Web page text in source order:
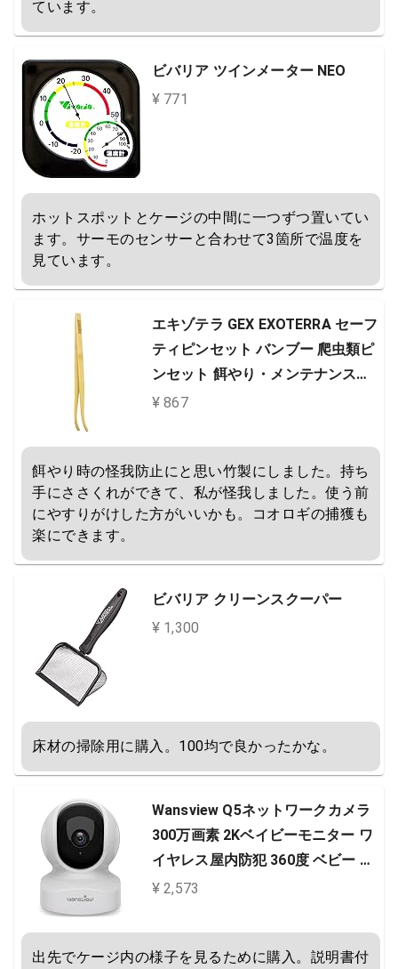
ています。
ビバリア ツインメーター NEO
¥ 771
ホットスポットとケージの中間に一つずつ置いてい
ます。サーモのセンサーと合わせて3箇所で温度を
見ています。
エキゾテラ GEX EXOTERRA セーフ
ティピンセット バンブー 爬虫類ピ
ンセット 餌やり・メンテナンス用
先カーブ 竹製
¥ 867
餌やり時の怪我防止にと思い竹製にしました。持ち
手にささくれができて、私が怪我しました。使う前
にやすりがけした方がいいかも。コオロギの捕獲も
楽にできます。
ビバリア クリーンスクーパー
¥ 1,300
床材の掃除用に購入。100均で良かったかな。
Wansview Q5ネットワークカメラ
300万画素 2Kベイビーモニター ワ
イヤレス屋内防犯 360度 ベビー 老
人 ペット見守り 2.4GWi-Fi対応Wi-
撮影 録画可能 アプリ無料 白
¥ 2,573
出先でケージ内の様子を見るために購入。説明書付